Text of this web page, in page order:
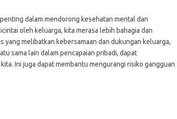
dalam mendorong kesehatan mental dan
oleh keluarga, kita merasa lebih bahagia dan
yang melibatkan kebersamaan dan dukungan keluarga,
sama lain dalam pencapaian pribadi, dapat
Ini juga dapat membantu mengurangi risiko gangguan